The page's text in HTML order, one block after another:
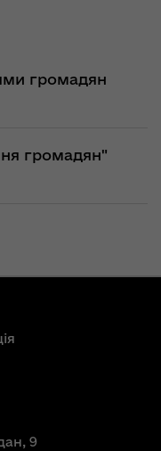
громадян
громадян"
9